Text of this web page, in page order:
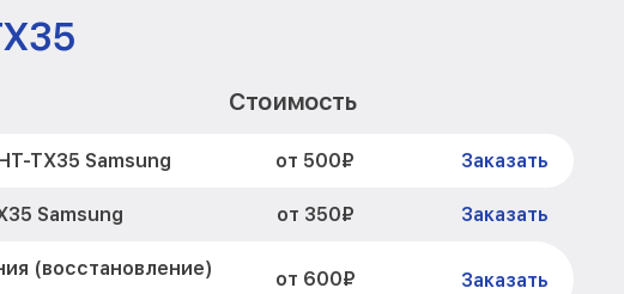
Стоимость
TX35 Samsung от 500₽ Заказать
Samsung от 350₽ Заказать
(восстановление)
от 600₽ Заказать